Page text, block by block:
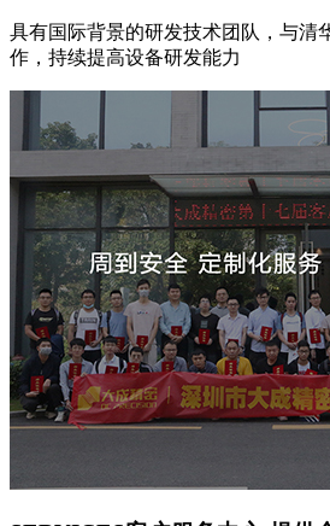
具有国际背景的研发技术团队，与清
作，持续提高设备研发能力